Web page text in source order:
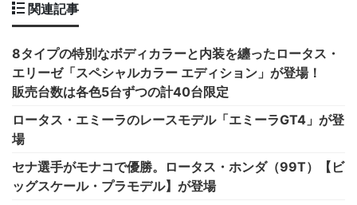
関連記事
8タイプの特別なボディカラーと内装を纏ったロータス・
エリーゼ「スペシャルカラー エディション」が登場！
販売台数は各色5台ずつの計40台限定
ロータス・エミーラのレースモデル「エミーラGT4」が登
場
セナ選手がモナコで優勝。ロータス・ホンダ（99T）【ビ
ッグスケール・プラモデル】が登場